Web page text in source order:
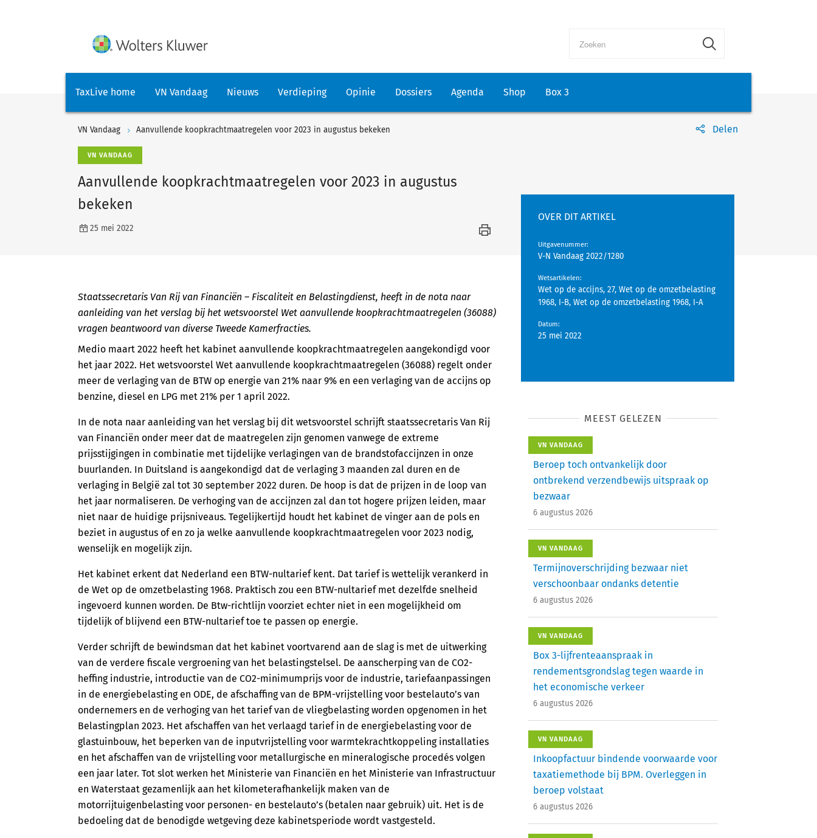
TaxLive home VN Vandaag Nieuws Verdieping Opinie Dossiers Agenda Shop Box 3
VN Vandaag Aanvullende koopkrachtmaatregelen voor 2023 in augustus bekeken Delen
VN VANDAAG
Aanvullende koopkrachtmaatregelen voor 2023 in augustus
bekeken
25 mei 2022
Staatssecretaris Van Rij van Financiën – Fiscaliteit en Belastingdienst, heeft in de nota naar
aanleiding van het verslag bij het wetsvoorstel Wet aanvullende koopkrachtmaatregelen (36088)
vragen beantwoord van diverse Tweede Kamerfracties.
Medio maart 2022 heeft het kabinet aanvullende koopkrachtmaatregelen aangekondigd voor
het jaar 2022. Het wetsvoorstel Wet aanvullende koopkrachtmaatregelen (36088) regelt onder
meer de verlaging van de BTW op energie van 21% naar 9% en een verlaging van de accijns op
benzine, diesel en LPG met 21% per 1 april 2022.
In de nota naar aanleiding van het verslag bij dit wetsvoorstel schrijft staatssecretaris Van Rij
van Financiën onder meer dat de maatregelen zijn genomen vanwege de extreme
prijsstijgingen in combinatie met tijdelijke verlagingen van de brandstofaccijnzen in onze
buurlanden. In Duitsland is aangekondigd dat de verlaging 3 maanden zal duren en de
verlaging in België zal tot 30 september 2022 duren. De hoop is dat de prijzen in de loop van
het jaar normaliseren. De verhoging van de accijnzen zal dan tot hogere prijzen leiden, maar
niet naar de huidige prijsniveaus. Tegelijkertijd houdt het kabinet de vinger aan de pols en
beziet in augustus of en zo ja welke aanvullende koopkrachtmaatregelen voor 2023 nodig,
wenselijk en mogelijk zijn.
Het kabinet erkent dat Nederland een BTW-nultarief kent. Dat tarief is wettelijk verankerd in
de Wet op de omzetbelasting 1968. Praktisch zou een BTW-nultarief met dezelfde snelheid
ingevoerd kunnen worden. De Btw-richtlijn voorziet echter niet in een mogelijkheid om
tijdelijk of blijvend een BTW-nultarief toe te passen op energie.
Verder schrijft de bewindsman dat het kabinet voortvarend aan de slag is met de uitwerking
van de verdere fiscale vergroening van het belastingstelsel. De aanscherping van de CO2-
heffing industrie, introductie van de CO2-minimumprijs voor de industrie, tariefaanpassingen
in de energiebelasting en ODE, de afschaffing van de BPM-vrijstelling voor bestelauto’s van
ondernemers en de verhoging van het tarief van de vliegbelasting worden opgenomen in het
Belastingplan 2023. Het afschaffen van het verlaagd tarief in de energiebelasting voor de
glastuinbouw, het beperken van de inputvrijstelling voor warmtekrachtkoppeling installaties
en het afschaffen van de vrijstelling voor metallurgische en mineralogische procedés volgen
een jaar later. Tot slot werken het Ministerie van Financiën en het Ministerie van Infrastructuur
en Waterstaat gezamenlijk aan het kilometerafhankelijk maken van de
motorrijtuigenbelasting voor personen- en bestelauto’s (betalen naar gebruik) uit. Het is de
bedoeling dat de benodigde wetgeving deze kabinetsperiode wordt vastgesteld.
OVER DIT ARTIKEL
Uitgavenummer:
V-N Vandaag 2022/1280
Wetsartikelen:
Wet op de accijns, 27, Wet op de omzetbelasting
1968, I-B, Wet op de omzetbelasting 1968, I-A
Datum:
25 mei 2022
MEEST GELEZEN
VN VANDAAG
Beroep toch ontvankelijk door
ontbrekend verzendbewijs uitspraak op
bezwaar
6 augustus 2026
VN VANDAAG
Termijnoverschrijding bezwaar niet
verschoonbaar ondanks detentie
6 augustus 2026
VN VANDAAG
Box 3-lijfrenteaanspraak in
rendementsgrondslag tegen waarde in
het economische verkeer
6 augustus 2026
VN VANDAAG
Inkoopfactuur bindende voorwaarde voor
taxatiemethode bij BPM. Overleggen in
beroep volstaat
6 augustus 2026